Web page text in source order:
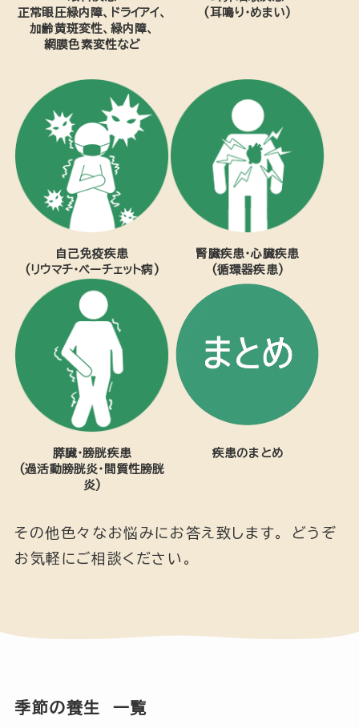
正常眼圧緑内障、ドライアイ、
加齢黄斑変性、緑内障、
網膜色素変性など
(耳鳴り・めまい)
自己免疫疾患
(リウマチ・ベーチェット病)
腎臓疾患・心臓疾患
(循環器疾患)
膵臓・膀胱疾患
(過活動膀胱炎・間質性膀胱
炎)
疾患のまとめ
その他色々なお悩みにお答え致します。 どうぞ
お気軽にご相談ください。
季節の養生 一覧